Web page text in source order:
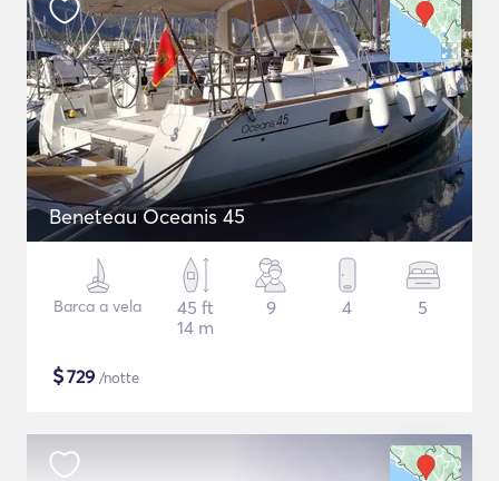
Beneteau Oceanis 45
Barca a vela
45 ft
14 m
9 4 5
$729 /notte